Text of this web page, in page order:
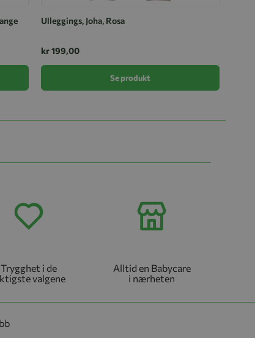
Ulleggings, Joha, Rosa
kr 199,00
Se produkt
Trygghet i de
valgene
Alltid en Babycare
i nærheten